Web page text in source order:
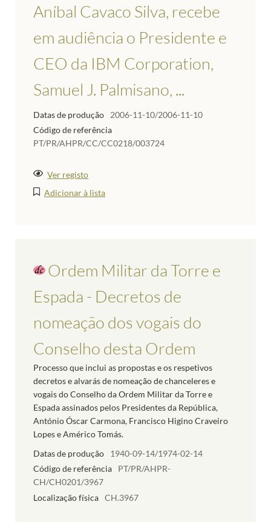
Aníbal Cavaco Silva, recebe
em audiência o Presidente e
CEO da IBM Corporation,
Samuel J. Palmisano, ...
Datas de produção
2006-11-10/2006-11-10
Código de referência
PT/PR/AHPR/CC/CC0218/003724
Ver registo
Adicionar à lista
Ordem Militar da Torre e
Espada - Decretos de
nomeação dos vogais do
Conselho desta Ordem
Processo que inclui as propostas e os respetivos
decretos e alvarás de nomeação de chanceleres e
vogais do Conselho da Ordem Militar da Torre e
Espada assinados pelos Presidentes da República,
António Óscar Carmona, Francisco Higino Craveiro
Lopes e Américo Tomás.
Datas de produção
1940-09-14/1974-02-14
Código de referência
PT/PR/AHPR-
CH/CH0201/3967
Localização física CH.3967